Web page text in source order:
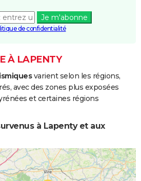
Je m'abonne
de confidentialité
À LAPENTY
varient selon les régions,
avec des zones plus exposées
et certaines régions
à Lapenty et aux